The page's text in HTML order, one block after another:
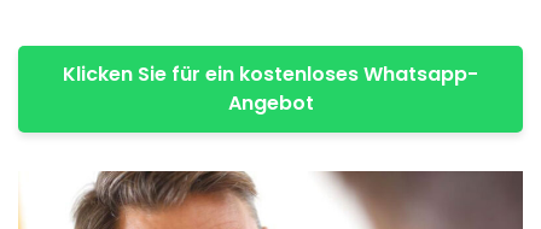
Klicken Sie für ein kostenloses Whatsapp-
Angebot